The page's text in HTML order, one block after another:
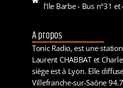
l'Ile Barbe - Bus n°31 et
A propos
Tonic Radio, est une
Laurent CHABBAT et
siège est à Lyon. Elle
Villefranche-sur-Saône